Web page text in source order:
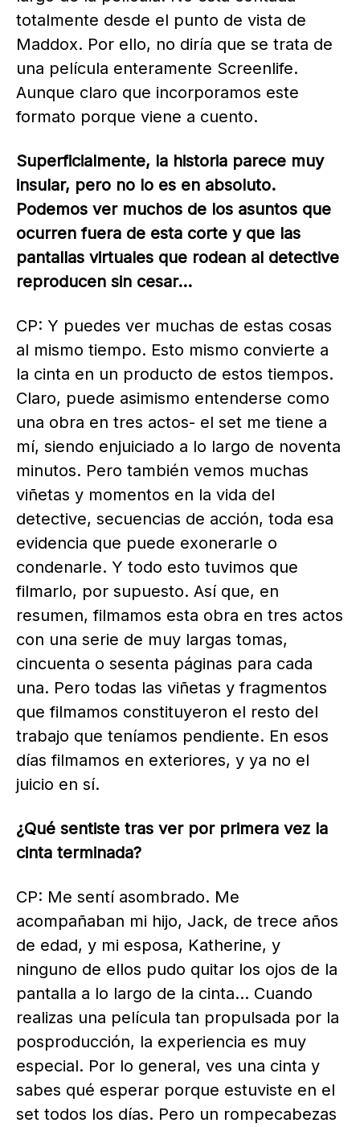
totalmente desde el punto de vista de
Maddox. Por ello, no diría que se trata de
una película enteramente Screenlife.
Aunque claro que incorporamos este
formato porque viene a cuento.
Superficialmente, la historia parece muy
insular, pero no lo es en absoluto.
Podemos ver muchos de los asuntos que
ocurren fuera de esta corte y que las
pantallas virtuales que rodean al detective
reproducen sin cesar…
CP: Y puedes ver muchas de estas cosas
al mismo tiempo. Esto mismo convierte a
la cinta en un producto de estos tiempos.
Claro, puede asimismo entenderse como
una obra en tres actos- el set me tiene a
mí, siendo enjuiciado a lo largo de noventa
minutos. Pero también vemos muchas
viñetas y momentos en la vida del
detective, secuencias de acción, toda esa
evidencia que puede exonerarle o
condenarle. Y todo esto tuvimos que
filmarlo, por supuesto. Así que, en
resumen, filmamos esta obra en tres actos
con una serie de muy largas tomas,
cincuenta o sesenta páginas para cada
una. Pero todas las viñetas y fragmentos
que filmamos constituyeron el resto del
trabajo que teníamos pendiente. En esos
días filmamos en exteriores, y ya no el
juicio en sí.
¿Qué sentiste tras ver por primera vez la
cinta terminada?
CP: Me sentí asombrado. Me
acompañaban mi hijo, Jack, de trece años
de edad, y mi esposa, Katherine, y
ninguno de ellos pudo quitar los ojos de la
pantalla a lo largo de la cinta… Cuando
realizas una película tan propulsada por la
posproducción, la experiencia es muy
especial. Por lo general, ves una cinta y
sabes qué esperar porque estuviste en el
set todos los días. Pero un rompecabezas